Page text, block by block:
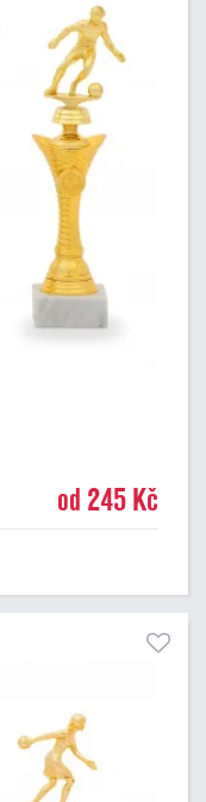
od 245 Kč